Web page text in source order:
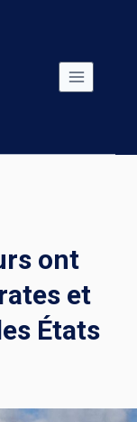
ont
et
États